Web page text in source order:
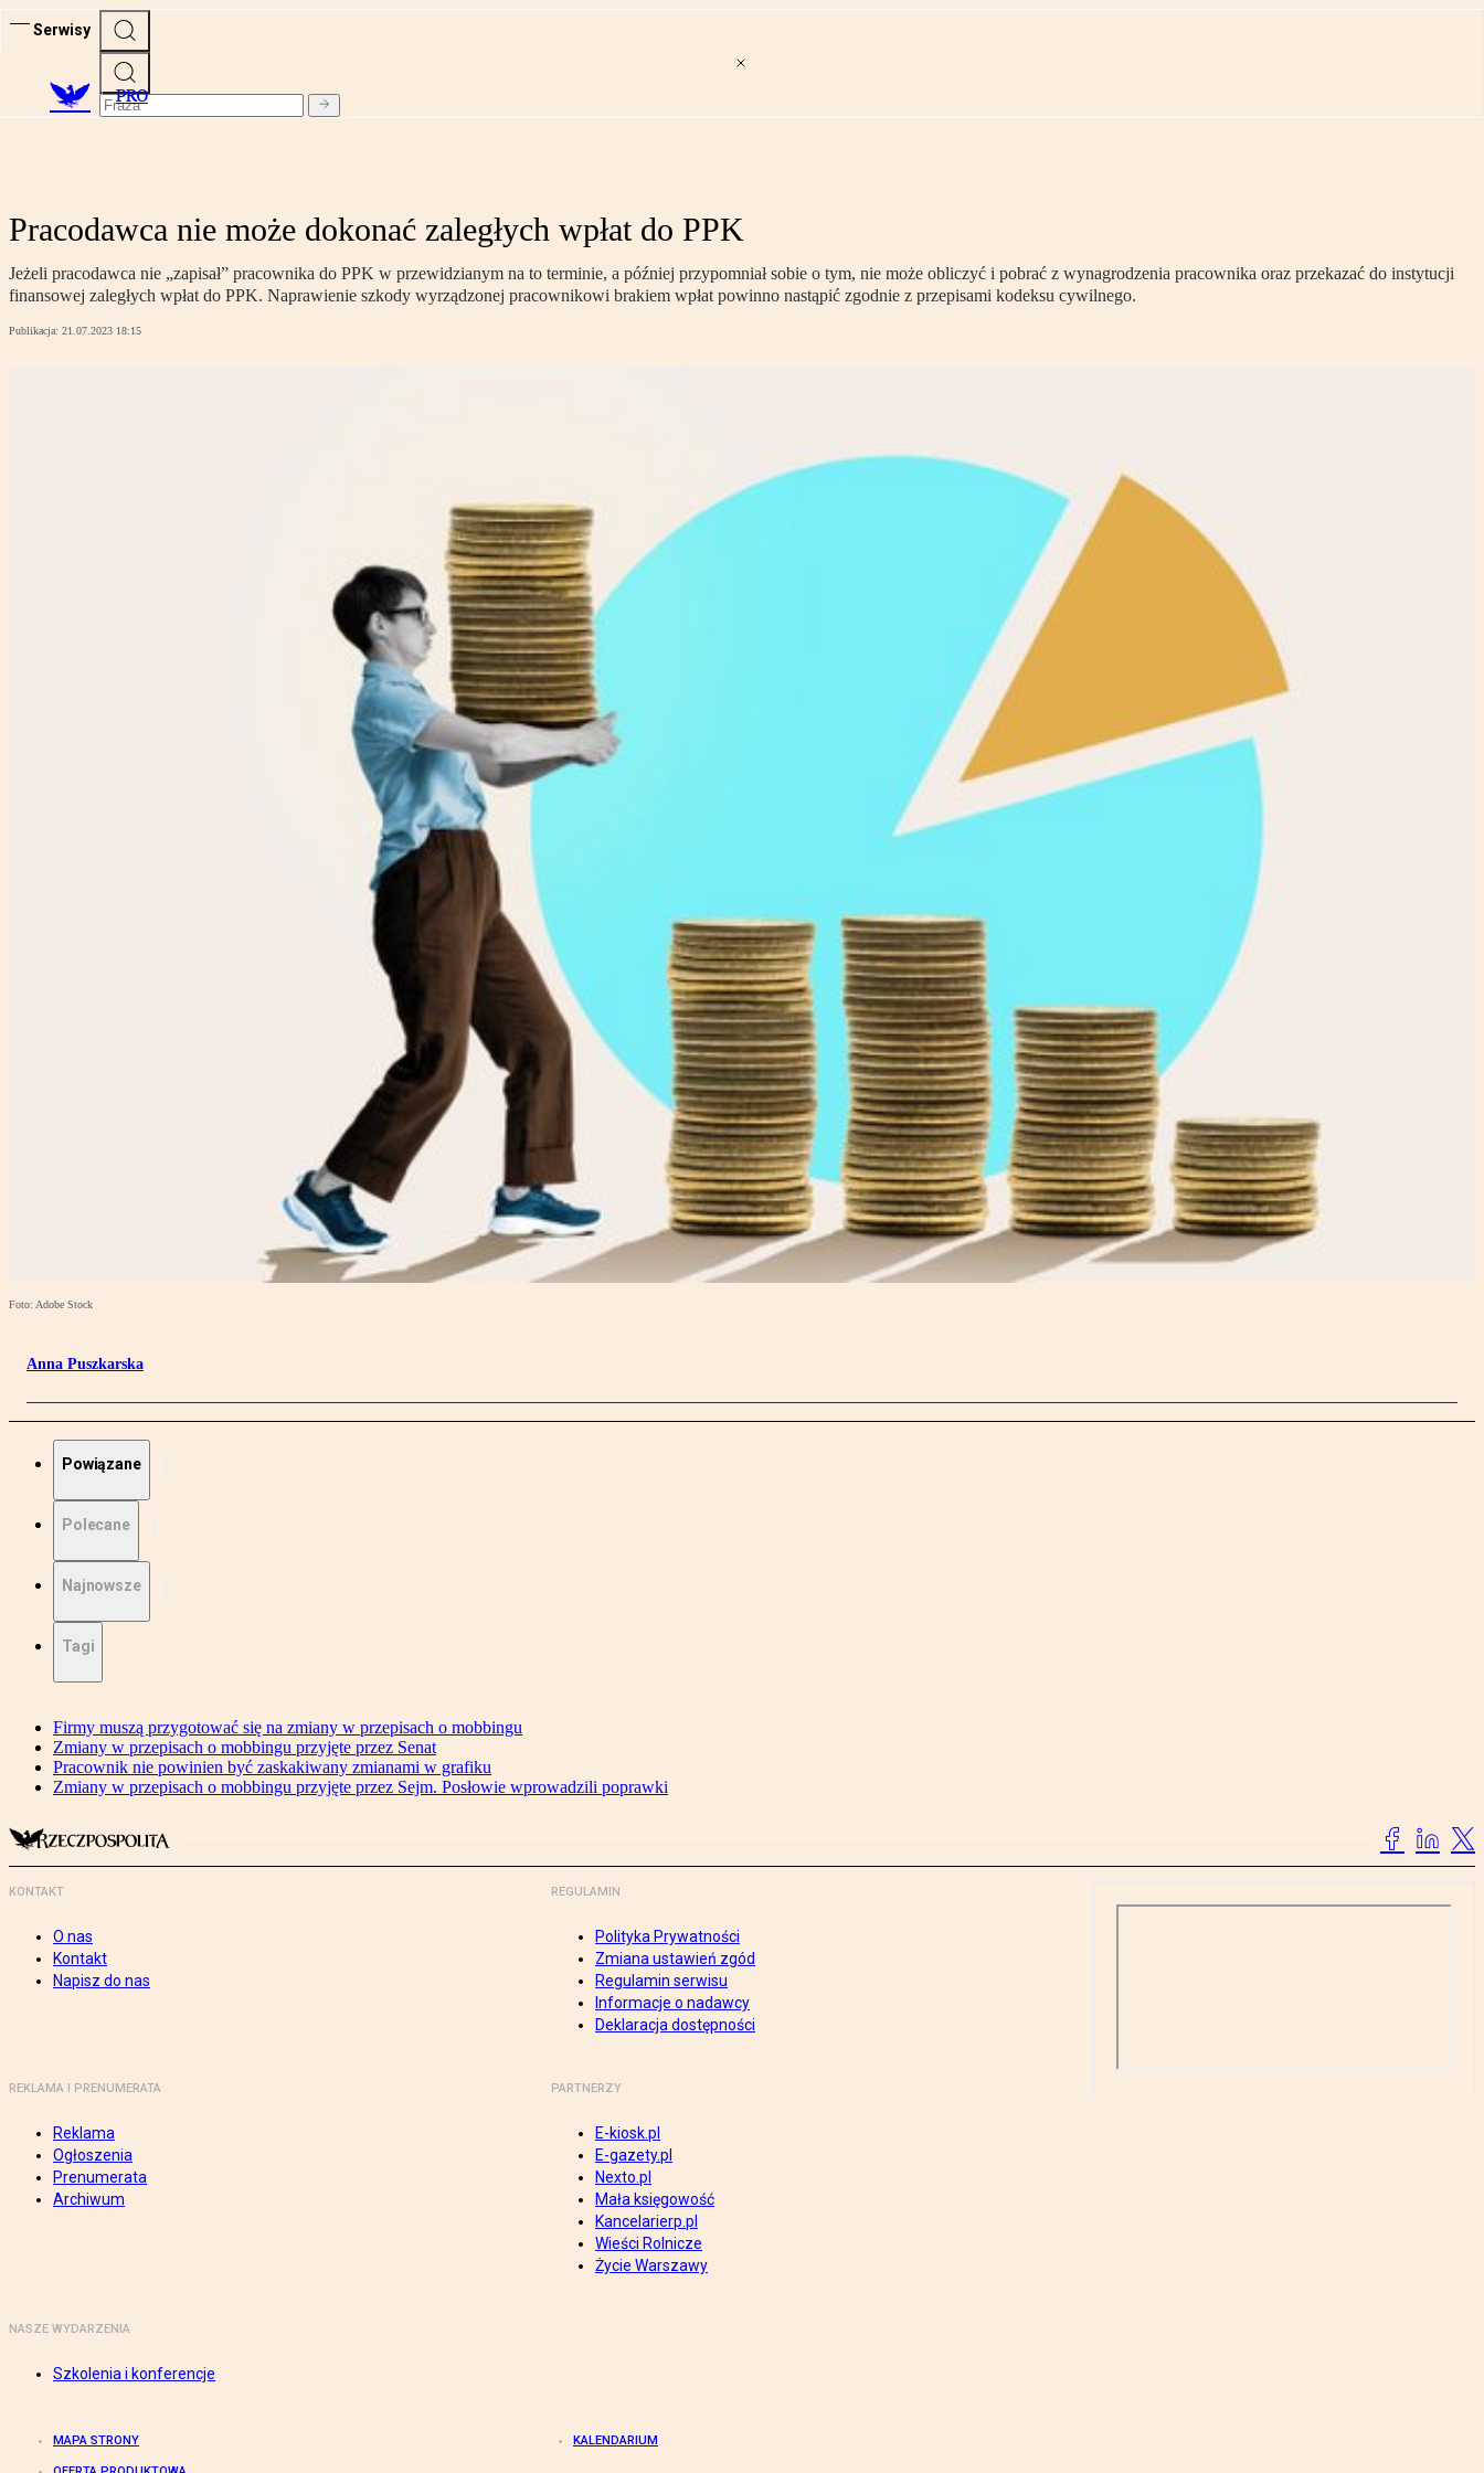
Serwisy
PRO
Pracodawca nie może dokonać zaległych wpłat do PPK
Jeżeli pracodawca nie „zapisał” pracownika do PPK w przewidzianym na to terminie, a później przypomniał sobie o tym, nie może obliczyć i pobrać z wynagrodzenia pracownika oraz przekazać do instytucji
finansowej zaległych wpłat do PPK. Naprawienie szkody wyrządzonej pracownikowi brakiem wpłat powinno nastąpić zgodnie z przepisami kodeksu cywilnego.
Publikacja: 21.07.2023 18:15
Foto: Adobe Stock
Anna Puszkarska
Powiązane
Polecane
Najnowsze
Tagi
Firmy muszą przygotować się na zmiany w przepisach o mobbingu
Zmiany w przepisach o mobbingu przyjęte przez Senat
Pracownik nie powinien być zaskakiwany zmianami w grafiku
Zmiany w przepisach o mobbingu przyjęte przez Sejm. Posłowie wprowadzili poprawki
KONTAKT
O nas
Kontakt
Napisz do nas
REGULAMIN
Polityka Prywatności
Zmiana ustawień zgód
Regulamin serwisu
Informacje o nadawcy
Deklaracja dostępności
REKLAMA I PRENUMERATA
Reklama
Ogłoszenia
Prenumerata
Archiwum
PARTNERZY
E-kiosk.pl
E-gazety.pl
Nexto.pl
Mała księgowość
Kancelarierp.pl
Wieści Rolnicze
Życie Warszawy
NASZE WYDARZENIA
Szkolenia i konferencje
MAPA STRONY KALENDARIUM